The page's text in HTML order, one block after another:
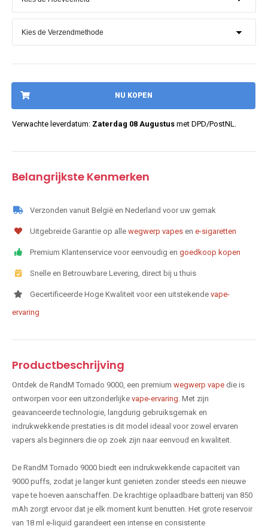
NU KOPEN
Verwachte leverdatum: Zaterdag 08 Augustus met DPD/PostNL.
Belangrijkste Kenmerken
Verzonden vanuit België en Nederland voor uw gemak
Uitgebreide Garantie op alle wegwerp vapes en e-sigaretten
Premium Klantenservice voor eenvoudig en goedkoop kopen
Snelle en Betrouwbare Levering, direct bij u thuis
Gecertificeerde Hoge Kwaliteit voor een uitstekende vape-
ervaring
Productbeschrijving
Ontdek de RandM Tornado 9000, een premium wegwerp vape die is
ontworpen voor een uitzonderlijke vape-ervaring . Met zijn
geavanceerde technologie, langdurig gebruiksgemak en
indrukwekkende prestaties is dit model ideaal voor zowel ervaren
vapers als beginners die op zoek zijn naar eenvoud en kwaliteit.
De RandM Tornado 9000 biedt een indrukwekkende capaciteit van
9000 puffs, zodat je langer kunt genieten zonder steeds een nieuwe
vape te hoeven aanschaffen. De krachtige oplaadbare batterij van 850
mAh zorgt ervoor dat je elk moment kunt benutten. Het grote reservoir
van 18 ml e-liquid garandeert een intense en consistente